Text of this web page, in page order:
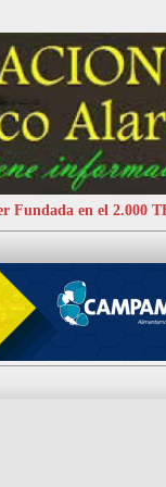
Fundada en el 2.000